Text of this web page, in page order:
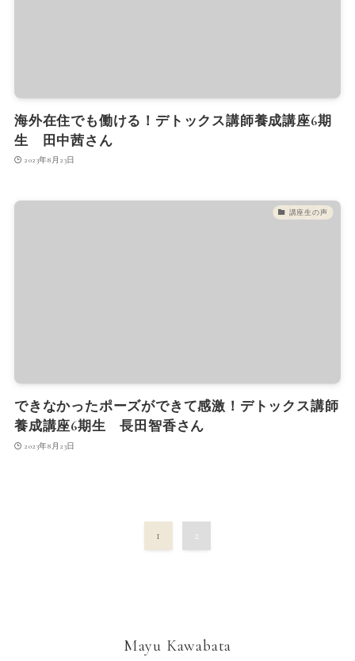
海外在住でも働ける！デトックス講師養成講座6期
生 田中茜さん
2023年8月23日
講座生の声
できなかったポーズができて感激！デトックス講師
養成講座6期生 長田智香さん
2023年8月23日
1 2
Mayu Kawabata